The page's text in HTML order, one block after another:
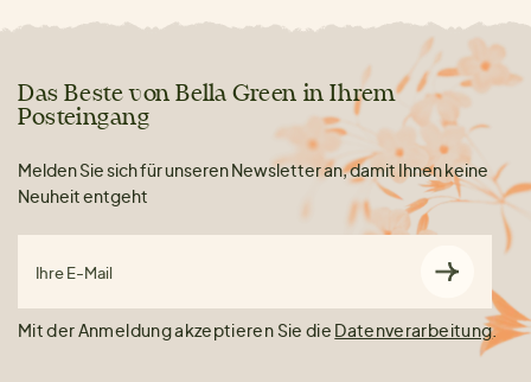
Das Beste von Bella Green in Ihrem
Posteingang
Melden Sie sich für unseren Newsletter an, damit Ihnen keine
Neuheit entgeht
Ihre E-Mail
Mit der Anmeldung akzeptieren Sie die Datenverarbeitung.